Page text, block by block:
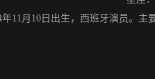
年11月10日出生，西班牙演员。主